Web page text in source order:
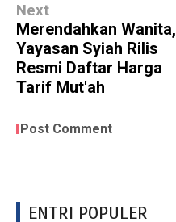
Next
Merendahkan Wanita,
Yayasan Syiah Rilis
Resmi Daftar Harga
Tarif Mut'ah
Post Comment
ENTRI POPULER